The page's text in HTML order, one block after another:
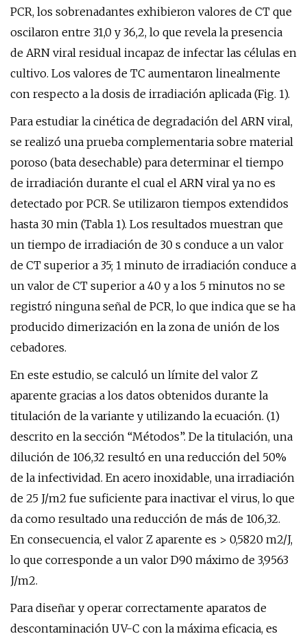
PCR, los sobrenadantes exhibieron valores de CT que
oscilaron entre 31,0 y 36,2, lo que revela la presencia
de ARN viral residual incapaz de infectar las células en
cultivo. Los valores de TC aumentaron linealmente
con respecto a la dosis de irradiación aplicada (Fig. 1).
Para estudiar la cinética de degradación del ARN viral,
se realizó una prueba complementaria sobre material
poroso (bata desechable) para determinar el tiempo
de irradiación durante el cual el ARN viral ya no es
detectado por PCR. Se utilizaron tiempos extendidos
hasta 30 min (Tabla 1). Los resultados muestran que
un tiempo de irradiación de 30 s conduce a un valor
de CT superior a 35; 1 minuto de irradiación conduce a
un valor de CT superior a 40 y a los 5 minutos no se
registró ninguna señal de PCR, lo que indica que se ha
producido dimerización en la zona de unión de los
cebadores.
En este estudio, se calculó un límite del valor Z
aparente gracias a los datos obtenidos durante la
titulación de la variante y utilizando la ecuación. (1)
descrito en la sección “Métodos”. De la titulación, una
dilución de 106,32 resultó en una reducción del 50%
de la infectividad. En acero inoxidable, una irradiación
de 25 J/m2 fue suficiente para inactivar el virus, lo que
da como resultado una reducción de más de 106,32.
En consecuencia, el valor Z aparente es > 0,5820 m2/J,
lo que corresponde a un valor D90 máximo de 3,9563
J/m2.
Para diseñar y operar correctamente aparatos de
descontaminación UV-C con la máxima eficacia, es